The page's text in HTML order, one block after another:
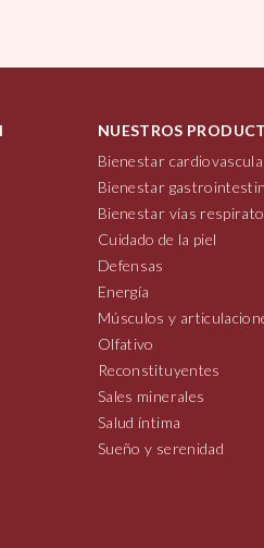
NUESTROS
Bienestar
Bienestar
Bienestar vías
Cuidado de la piel
Defensas
Energía
Músculos y
Olfativo
Reconstituyentes
Sales minerales
Salud íntima
Sueño y serenidad